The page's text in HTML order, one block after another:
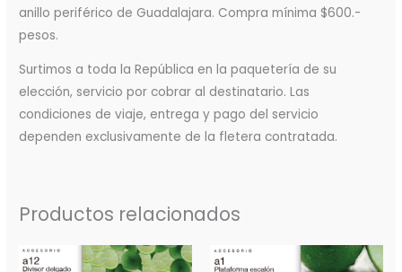
anillo periférico de Guadalajara. Compra mínima $600.-
pesos.
Surtimos a toda la República en la paquetería de su
elección, servicio por cobrar al destinatario. Las
condiciones de viaje, entrega y pago del servicio
dependen exclusivamente de la fletera contratada.
Productos relacionados